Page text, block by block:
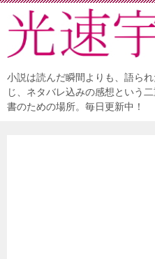
小説は読んだ瞬間よりも、語ら
じ、ネタバレ込みの感想という
書のための場所。毎日更新中！